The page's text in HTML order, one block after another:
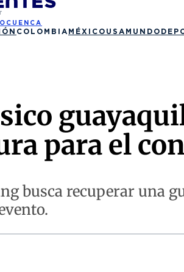
CUENCA
COLOMBIA MÉXICO USA MUNDO
para el
busca recuperar una